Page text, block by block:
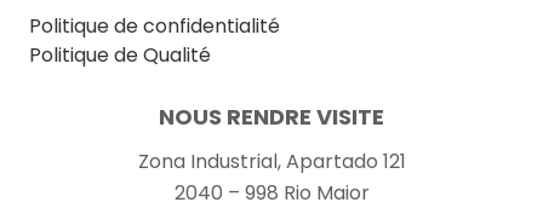
Politique de confidentialité
Politique de Qualité
NOUS RENDRE VISITE
Zona Industrial, Apartado 121
2040 – 998 Rio Maior